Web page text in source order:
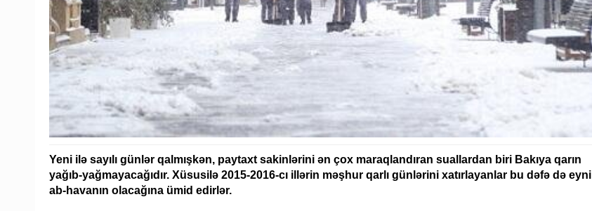
Yeni ilə sayılı günlər qalmışkən, paytaxt sakinlərini ən çox maraqlandıran suallardan biri Bakıya qarın
yağıb-yağmayacağıdır. Xüsusilə 2015-2016-cı illərin məşhur qarlı günlərini xatırlayanlar bu dəfə də eyni
ab-havanın olacağına ümid edirlər.